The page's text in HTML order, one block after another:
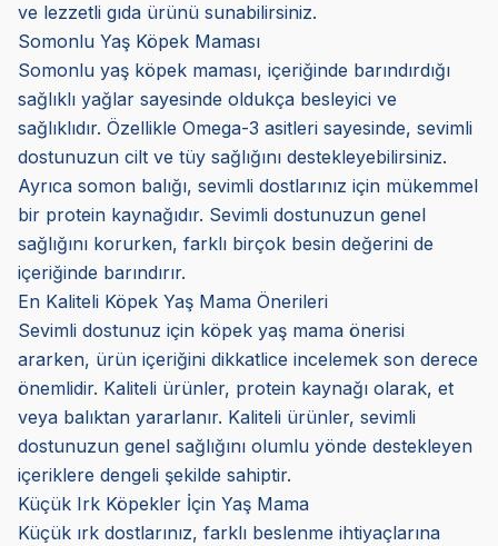
ve lezzetli gıda ürünü sunabilirsiniz.
Somonlu Yaş Köpek Maması
Somonlu yaş köpek maması, içeriğinde barındırdığı
sağlıklı yağlar sayesinde oldukça besleyici ve
sağlıklıdır. Özellikle Omega-3 asitleri sayesinde, sevimli
dostunuzun cilt ve tüy sağlığını destekleyebilirsiniz.
Ayrıca somon balığı, sevimli dostlarınız için mükemmel
bir protein kaynağıdır. Sevimli dostunuzun genel
sağlığını korurken, farklı birçok besin değerini de
içeriğinde barındırır.
En Kaliteli Köpek Yaş Mama Önerileri
Sevimli dostunuz için köpek yaş mama önerisi
ararken, ürün içeriğini dikkatlice incelemek son derece
önemlidir. Kaliteli ürünler, protein kaynağı olarak, et
veya balıktan yararlanır. Kaliteli ürünler, sevimli
dostunuzun genel sağlığını olumlu yönde destekleyen
içeriklere dengeli şekilde sahiptir.
Küçük Irk Köpekler İçin Yaş Mama
Küçük ırk dostlarınız, farklı beslenme ihtiyaçlarına